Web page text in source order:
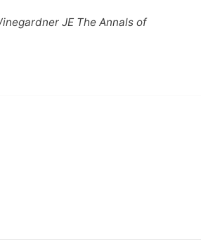
JE The Annals of